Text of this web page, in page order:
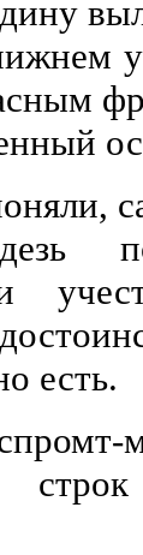
есть.